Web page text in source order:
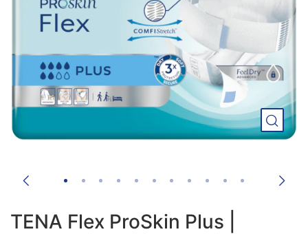
TENA Flex ProSkin Plus |